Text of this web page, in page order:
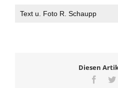
Text u. Foto R. Schaupp
Diesen